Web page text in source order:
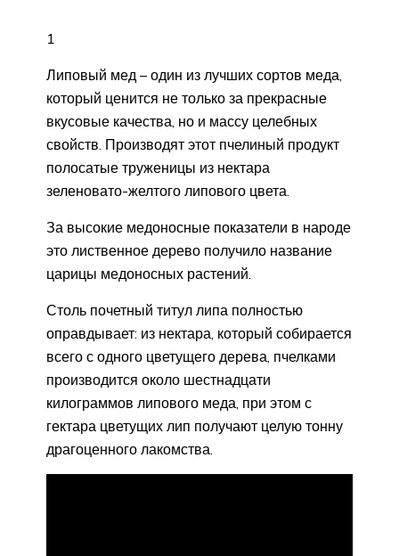
1
Липовый мед – один из лучших сортов меда,
который ценится не только за прекрасные
вкусовые качества, но и массу целебных
свойств. Производят этот пчелиный продукт
полосатые труженицы из нектара
зеленовато-желтого липового цвета.
За высокие медоносные показатели в народе
это лиственное дерево получило название
царицы медоносных растений.
Столь почетный титул липа полностью
оправдывает: из нектара, который собирается
всего с одного цветущего дерева, пчелками
производится около шестнадцати
килограммов липового меда, при этом с
гектара цветущих лип получают целую тонну
драгоценного лакомства.